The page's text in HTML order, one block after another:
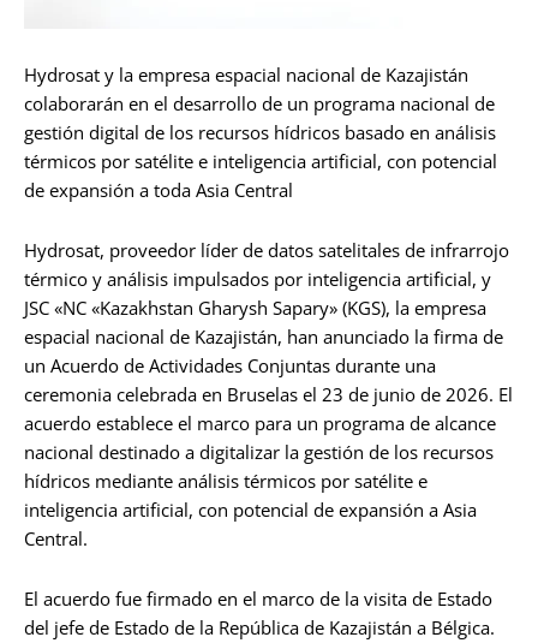
Hydrosat y la empresa espacial nacional de Kazajistán
colaborarán en el desarrollo de un programa nacional de
gestión digital de los recursos hídricos basado en análisis
térmicos por satélite e inteligencia artificial, con potencial
de expansión a toda Asia Central
Hydrosat, proveedor líder de datos satelitales de infrarrojo
térmico y análisis impulsados por inteligencia artificial, y
JSC «NC «Kazakhstan Gharysh Sapary» (KGS), la empresa
espacial nacional de Kazajistán, han anunciado la firma de
un Acuerdo de Actividades Conjuntas durante una
ceremonia celebrada en Bruselas el 23 de junio de 2026. El
acuerdo establece el marco para un programa de alcance
nacional destinado a digitalizar la gestión de los recursos
hídricos mediante análisis térmicos por satélite e
inteligencia artificial, con potencial de expansión a Asia
Central.
El acuerdo fue firmado en el marco de la visita de Estado
del jefe de Estado de la República de Kazajistán a Bélgica.